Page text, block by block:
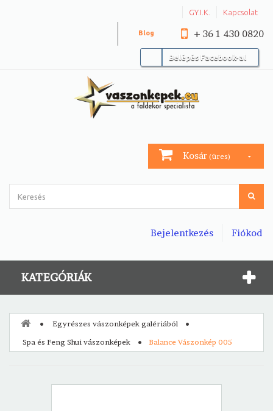
GY.I.K. Kapcsolat
+ 36 1 430 0820
Blog
Belépés Facebook-al
Kosár (üres)
Fiókod
Bejelentkezés
KATEGÓRIÁK
Egyrészes vászonképek galériából
Spa és Feng Shui vászonképek
Balance Vászonkép 005